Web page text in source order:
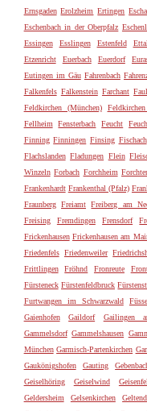
Ernsgaden Erolzheim Ertingen
Eschenbach in der Oberpfalz
Essingen
Esslingen Estenfeld Ettal
Etzenricht
Euerbach Euerdorf
Eutingen im Gäu Fahrenbach
Falkenfels Falkenstein Farchant
Feldkirchen (München)
Fellheim
Fensterbach Feucht
Finning Finningen Finsing Fischach
Flachslanden Fladungen Flein
Winzeln Forbach Forchheim
Frankenhardt Frankenthal (Pfalz)
Fraunberg Freiamt Freiberg am
Freising
Fremdingen Frensdorf
Frickenhausen Frickenhausen am
Friedenfels Friedenweiler
Frittlingen
Fröhnd Fronreute
Fürsteneck Fürstenfeldbruck
Furtwangen im Schwarzwald
Gaienhofen
Gaildorf Gailingen
Gammelsdorf Gammelshausen
München Garmisch-Partenkirchen
Gaukönigshofen
Gauting
Geiselhöring
Geiselwind
Geldersheim
Gelsenkirchen